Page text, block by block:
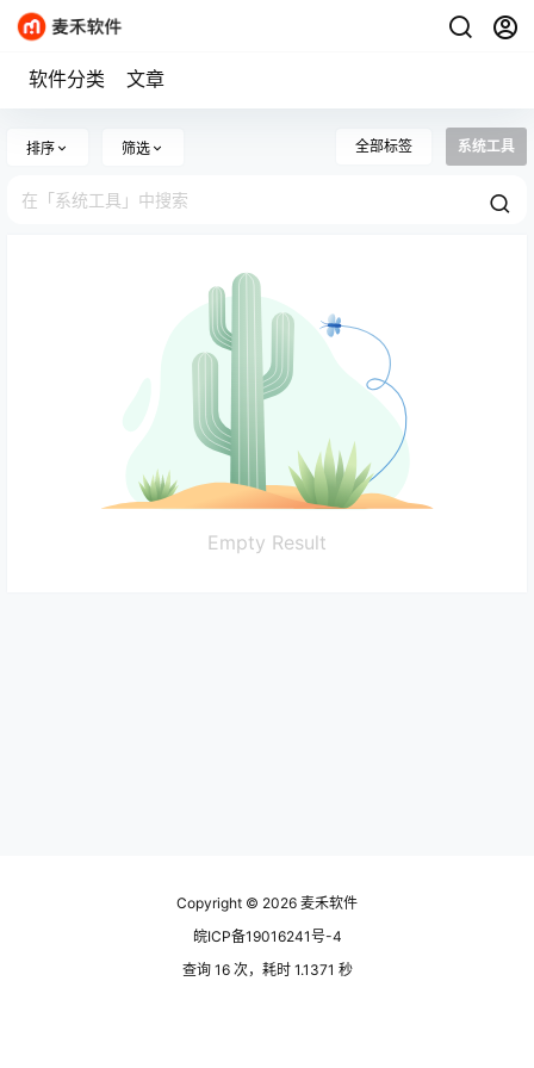
软件分类 文章
排序 筛选 全部标签 系统工具
Empty Result
Copyright © 2026 麦禾软件
皖ICP备19016241号-4
查询 16 次，耗时 1.1371 秒